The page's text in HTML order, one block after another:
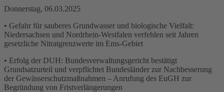
Donnerstag, 06.03.2025
• Gefahr für sauberes Grundwasser und biologische Vielfalt:
Niedersachsen und Nordrhein-Westfalen verfehlen seit Jahren
gesetzliche Nitratgrenzwerte im Ems-Gebiet
• Erfolg der DUH: Bundesverwaltungsgericht bestätigt
Grundsatzurteil und verpflichtet Bundesländer zur Nachbesserung
der Gewässerschutzmaßnahmen – Anrufung des EuGH zur
Begründung von Fristverlängerungen